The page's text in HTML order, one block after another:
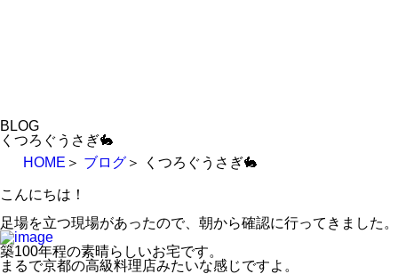
BLOG
くつろぐうさぎ🐇
HOME ＞ ブログ ＞ くつろぐうさぎ🐇
こんにちは！
足場を立つ現場があったので、朝から確認に行ってきました。
築100年程の素晴らしいお宅です。
まるで京都の高級料理店みたいな感じですよ。